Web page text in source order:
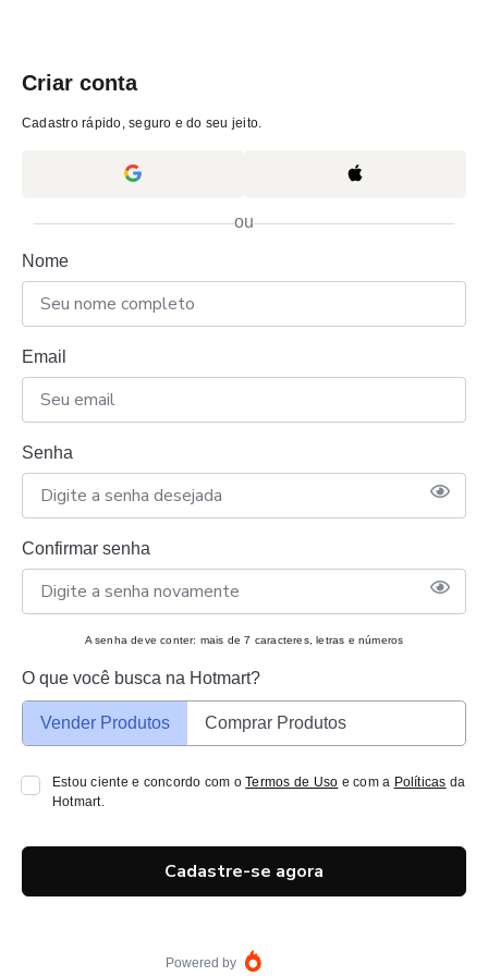
Criar conta
Cadastro rápido, seguro e do seu jeito.
ou
Nome
Email
Senha
Confirmar senha
A senha deve conter: mais de 7 caracteres, letras e números
O que você busca na Hotmart?
Vender Produtos Comprar Produtos
Estou ciente e concordo com oTermos de Uso e com a Políticas da
Hotmart.
Cadastre-se agora
Powered by